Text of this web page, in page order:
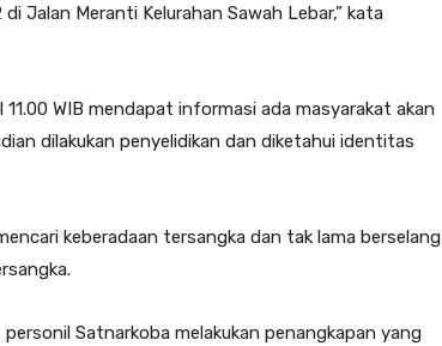
Jalan Meranti Kelurahan Sawah Lebar,” kata
WIB mendapat informasi ada masyarakat akan
dilakukan penyelidikan dan diketahui identitas
keberadaan tersangka dan tak lama berselang
Satnarkoba melakukan penangkapan yang